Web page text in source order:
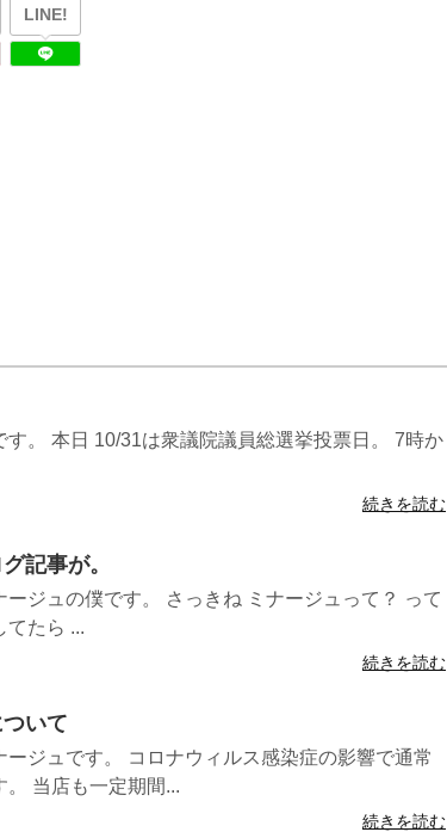
LINE!
。 本日 10/31は衆議院議員総選挙投票日。 7時か
続きを読む
記事が。
ジュの僕です。 さっきね ミナージュって？ って
てたら ...
続きを読む
いて
ジュです。 コロナウィルス感染症の影響で通常
当店も一定期間...
続きを読む